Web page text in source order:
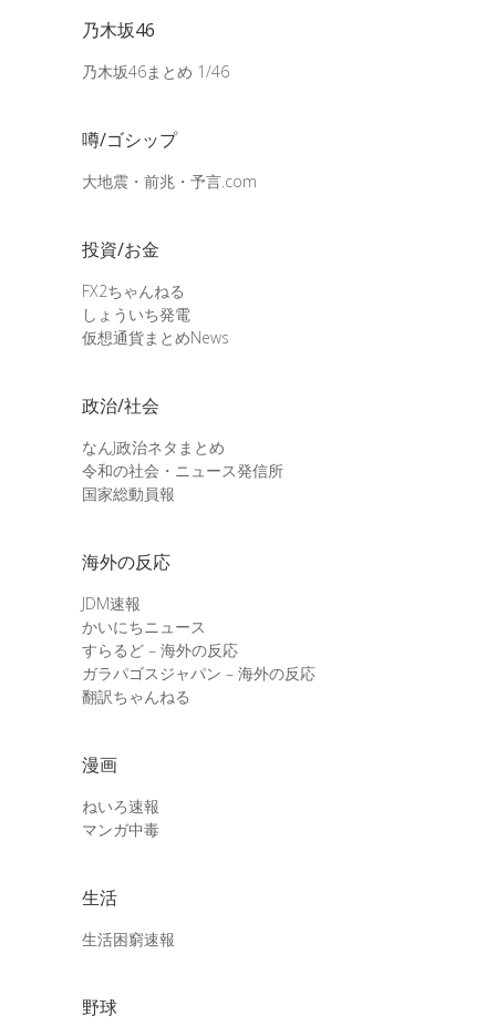
乃木坂46
乃木坂46まとめ 1/46
噂/ゴシップ
大地震・前兆・予言.com
投資/お金
FX2ちゃんねる
しょういち発電
仮想通貨まとめNews
政治/社会
なんJ政治ネタまとめ
令和の社会・ニュース発信所
国家総動員報
海外の反応
JDM速報
かいにちニュース
すらるど – 海外の反応
ガラパゴスジャパン – 海外の反応
翻訳ちゃんねる
漫画
ねいろ速報
マンガ中毒
生活
生活困窮速報
野球